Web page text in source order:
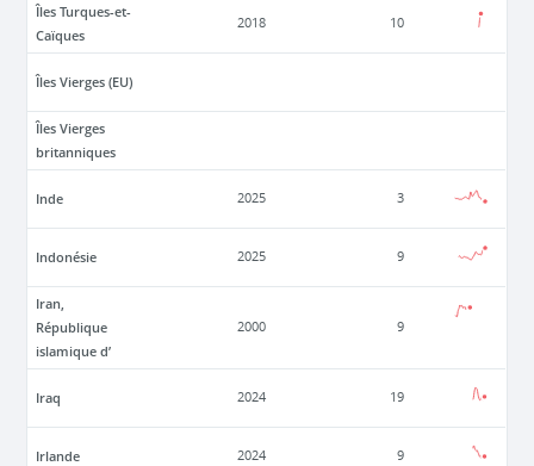
Îles Turques-et-
Caïques
2018 10
Îles Vierges (EU)
Îles Vierges
britanniques
Inde 2025 3
Indonésie 2025 9
Iran,
République
islamique d’
2000 9
Iraq 2024 19
Irlande 2024 9